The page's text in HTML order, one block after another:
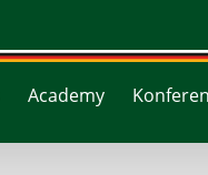
Academy